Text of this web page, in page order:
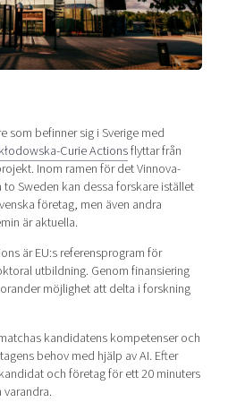
som befinner sig i Sverige med
Curie Actionsflyttar från
Inom ramen för det Vinnova-
Sweden kan dessa forskare istället
företag, men även andra
är aktuella.
är EU:s referensprogram för
utbildning. Genom finansiering
möjlighet att delta i forskning
kandidatens kompetenser och
behov med hjälp av AI. Efter
och företag för ett 20 minuters